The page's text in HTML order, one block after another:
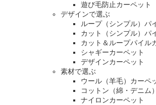
遊び毛防止カーペット
デザインで選ぶ
ループ（シンプル）パ
カット（シンプル）パ
カット＆ループパイル
シャギーカーペット
デザインカーペット
素材で選ぶ
ウール（羊毛）カーペ
コットン（綿・デニム
ナイロンカーペット